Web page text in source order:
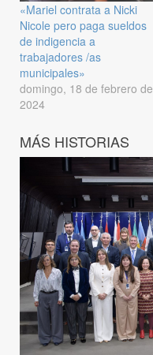
«Mariel contrata a Nicki
Nicole pero paga sueldos
de indigencia a
trabajadores /as
municipales»
domingo, 18 de febrero de
2024
MÁS HISTORIAS